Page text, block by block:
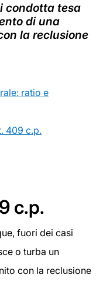
condotta tesa
di una
la reclusione
ratio e
409 c.p.
c.p.
fuori dei casi
o turba un
con la reclusione